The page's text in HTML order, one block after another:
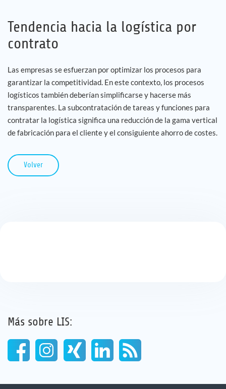
Tendencia hacia la logística por
contrato
Las empresas se esfuerzan por optimizar los procesos para
garantizar la competitividad. En este contexto, los procesos
logísticos también deberían simplificarse y hacerse más
transparentes. La subcontratación de tareas y funciones para
contratar la logística significa una reducción de la gama vertical
de fabricación para el cliente y el consiguiente ahorro de costes.
Volver
Más sobre LIS: